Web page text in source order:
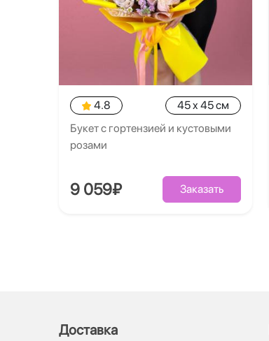
4.8
45 x 45 см
Букет с гортензией и кустовыми
розами
9 059₽ Заказать
Доставка